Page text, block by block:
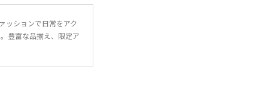
ッションで日常をアク
豊富な品揃え、限定ア